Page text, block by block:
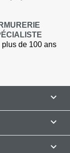
plus de 100 ans


